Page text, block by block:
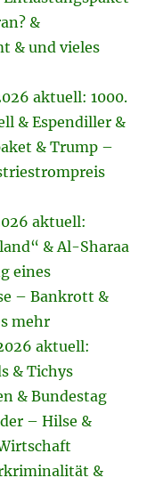
&
& und vieles
aktuell: 1000.
& Espendiller &
& Trump –
aktuell:
& Al-Sharaa
eines
– Bankrott &
mehr
aktuell:
& Tichys
& Bundestag
– Hilse &
&